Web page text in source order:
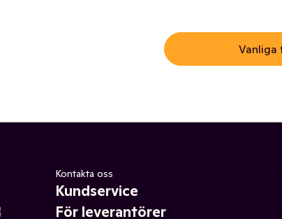
Vanliga
Kontakta oss
Kundservice
För leverantörer